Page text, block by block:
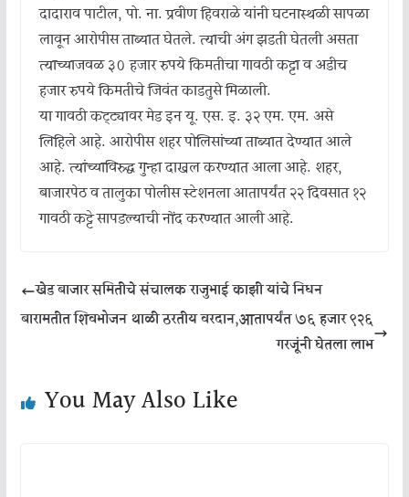
दादाराव पाटील, पो. ना. प्रवीण हिवराळे यांनी घटनास्थळी सापळा
लावून आरोपीस ताब्यात घेतले. त्याची अंग झडती घेतली असता
त्याच्याजवळ ३० हजार रुपये किमतीचा गावठी कट्टा व अडीच
हजार रुपये किमतीचे जिवंत काडतुसे मिळाली.
या गावठी कट्ट्यावर मेड इन यू. एस. इ. ३२ एम. एम. असे
लिहिले आहे. आरोपीस शहर पोलिसांच्या ताब्यात देण्यात आले
आहे. त्यांच्याविरुद्ध गुन्हा दाखल करण्यात आला आहे. शहर,
बाजारपेठ व तालुका पोलीस स्टेशनला आतापर्यंत २२ दिवसात १२
गावठी कट्टे सापडल्याची नोंद करण्यात आली आहे.
खेड बाजार समितीचे संचालक राजुभाई काझी यांचे निधन
बारामतीत शिवभोजन थाळी ठरतीय वरदान,आतापर्यंत ७६ हजार ९२६
गरजूंनी घेतला लाभ
You May Also Like